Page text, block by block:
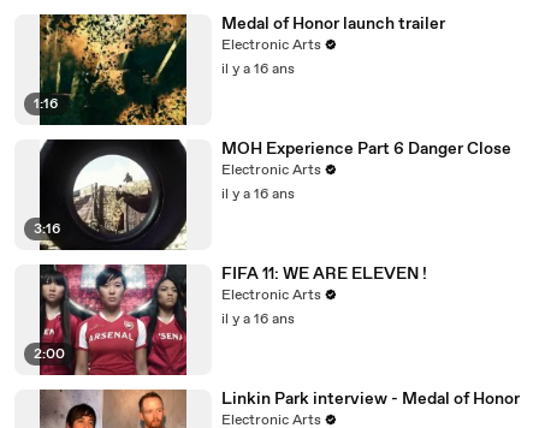
1:16
Medal of Honor launch trailer
Electronic Arts
il y a 16 ans
3:16
MOH Experience Part 6 Danger Close
Electronic Arts
il y a 16 ans
2:00
FIFA 11: WE ARE ELEVEN !
Electronic Arts
il y a 16 ans
Linkin Park interview - Medal of Honor
Electronic Arts